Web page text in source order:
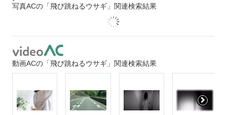
写真ACの「飛び跳ねるウサギ」関連検索結果
動画ACの「飛び跳ねるウサギ」関連検索結果